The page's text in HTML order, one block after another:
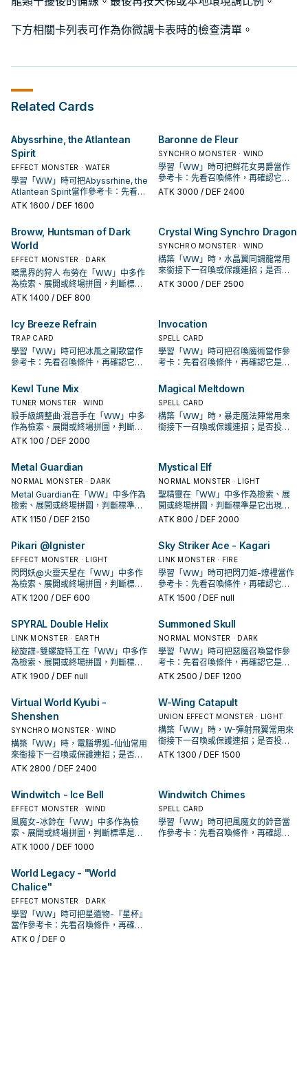
下方相關卡列表可作為你微調卡表時的檢查清單。
Related Cards
Abyssrhine, the Atlantean
Spirit
EFFECT MONSTER · WATER
學習「WW」時可把Abyssrhine, the
Atlantean Spirit當作參考卡：先看召
喚條件，再確認它是起手、展開還是
ATK 1600 / DEF 1600
Baronne de Fleur
SYNCHRO MONSTER · WIND
學習「WW」時可把鮮花女男爵當作
參考卡：先看召喚條件，再確認它是
起手、展開還是收益卡。
ATK 3000 / DEF 2400
Broww, Huntsman of Dark
World
EFFECT MONSTER · DARK
暗黑界的狩人 布勞在「WW」中多作
為檢索、展開或終場拼圖，判斷標準
是它出現在成功起手中的頻率。
ATK 1400 / DEF 800
Crystal Wing Synchro Dragon
SYNCHRO MONSTER · WIND
構築「WW」時，水晶翼同調龍常用
來銜接下一召喚或保護連招；是否投
入取決於你的手坑／解場配置。
ATK 3000 / DEF 2500
Icy Breeze Refrain
TRAP CARD
學習「WW」時可把冰風之副歌當作
參考卡：先看召喚條件，再確認它是
Invocation
SPELL CARD
學習「WW」時可把召喚魔術當作參
考卡：先看召喚條件，再確認它是起
Kewl Tune Mix
TUNER MONSTER · WIND
殺手級調整曲·混音手在「WW」中多
作為檢索、展開或終場拼圖，判斷標
準是它出現在成功起手中的頻率。
ATK 100 / DEF 2000
Magical Meltdown
SPELL CARD
構築「WW」時，暴走魔法陣常用來
銜接下一召喚或保護連招；是否投入
Metal Guardian
NORMAL MONSTER · DARK
Metal Guardian在「WW」中多作為
檢索、展開或終場拼圖，判斷標準是
它出現在成功起手中的頻率。
ATK 1150 / DEF 2150
Mystical Elf
NORMAL MONSTER · LIGHT
聖精靈在「WW」中多作為檢索、展
開或終場拼圖，判斷標準是它出現在
成功起手中的頻率。
ATK 800 / DEF 2000
Pikari @Ignister
EFFECT MONSTER · LIGHT
閃閃妖@火靈天星在「WW」中多作
為檢索、展開或終場拼圖，判斷標準
是它出現在成功起手中的頻率。
ATK 1200 / DEF 600
Sky Striker Ace - Kagari
LINK MONSTER · FIRE
學習「WW」時可把閃刀姬-燎裡當作
參考卡：先看召喚條件，再確認它是
起手、展開還是收益卡。
ATK 1500 / DEF null
SPYRAL Double Helix
LINK MONSTER · EARTH
秘旋諜-雙螺旋特工在「WW」中多作
為檢索、展開或終場拼圖，判斷標準
是它出現在成功起手中的頻率。
ATK 1900 / DEF null
Summoned Skull
NORMAL MONSTER · DARK
學習「WW」時可把惡魔召喚當作參
考卡：先看召喚條件，再確認它是起
手、展開還是收益卡。
ATK 2500 / DEF 1200
Virtual World Kyubi -
Shenshen
SYNCHRO MONSTER · WIND
構築「WW」時，電腦堺狐-仙仙常用
來銜接下一召喚或保護連招；是否投
入取決於你的手坑／解場配置。
ATK 2800 / DEF 2400
W-Wing Catapult
UNION EFFECT MONSTER · LIGHT
構築「WW」時，W-彈射飛翼常用來
銜接下一召喚或保護連招；是否投入
取決於你的手坑／解場配置。
ATK 1300 / DEF 1500
Windwitch - Ice Bell
EFFECT MONSTER · WIND
風魔女-冰鈴在「WW」中多作為檢
索、展開或終場拼圖，判斷標準是它
出現在成功起手中的頻率。
ATK 1000 / DEF 1000
Windwitch Chimes
SPELL CARD
學習「WW」時可把風魔女的鈴音當
作參考卡：先看召喚條件，再確認它
World Legacy - "World
Chalice"
EFFECT MONSTER · DARK
學習「WW」時可把星遺物-『星杯』
當作參考卡：先看召喚條件，再確認
它是起手、展開還是收益卡。
ATK 0 / DEF 0